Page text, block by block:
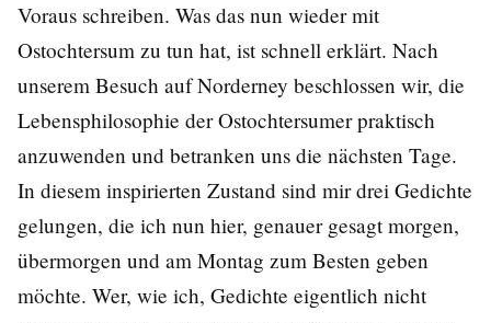
Voraus schreiben. Was das nun wieder mit
Ostochtersum zu tun hat, ist schnell erklärt. Nach
unserem Besuch auf Norderney beschlossen wir, die
Lebensphilosophie der Ostochtersumer praktisch
anzuwenden und betranken uns die nächsten Tage.
In diesem inspirierten Zustand sind mir drei Gedichte
gelungen, die ich nun hier, genauer gesagt morgen,
übermorgen und am Montag zum Besten geben
möchte. Wer, wie ich, Gedichte eigentlich nicht